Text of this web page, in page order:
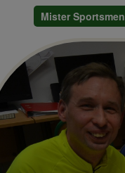
Mister Sportsmen